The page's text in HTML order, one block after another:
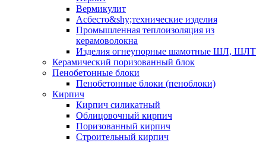
Вермикулит
Асбесто&shy;технические изделия
Промышленная теплоизоляция из
керамоволокна
Изделия огнеупорные шамотные ШЛ, ШЛТ
Керамический поризованный блок
Пенобетонные блоки
Пенобетонные блоки (пеноблоки)
Кирпич
Кирпич силикатный
Облицовочный кирпич
Поризованный кирпич
Строительный кирпич